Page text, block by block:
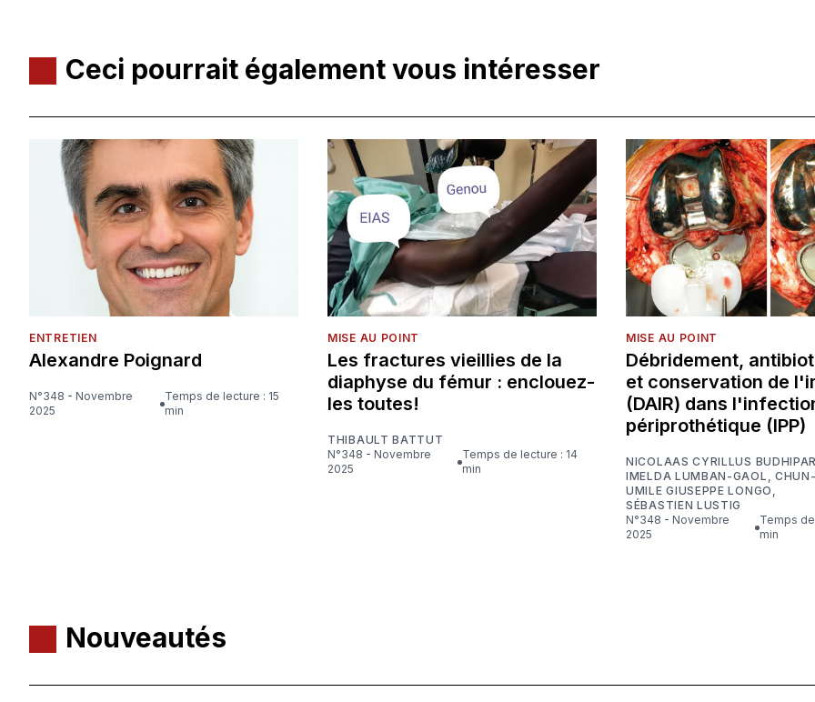
Ceci pourrait également vous intéresser
ENTRETIEN
Alexandre Poignard
N°348 - Novembre
2025
Temps de lecture : 15
min
MISE AU POINT
Les fractures vieillies de la
diaphyse du fémur : enclouez-
les toutes!
THIBAULT BATTUT
N°348 - Novembre
2025
Temps de lecture : 14
min
MISE AU POINT
Débridement,
et conservation de
(DAIR) dans
périprothétique (IPP)
NICOLAAS CYRILLUS
IMELDA LUMBAN-GAOL ,
UMILE GIUSEPPE LONGO ,
SÉBASTIEN LUSTIG
N°348 - Novembre
2025
Temps de lecture : 24
min
Nouveautés